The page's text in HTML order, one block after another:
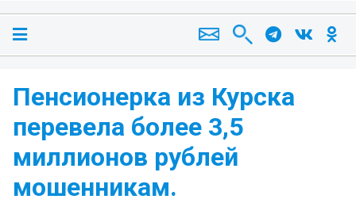
Пенсионерка из Курска
перевела более 3,5
миллионов рублей
мошенникам.